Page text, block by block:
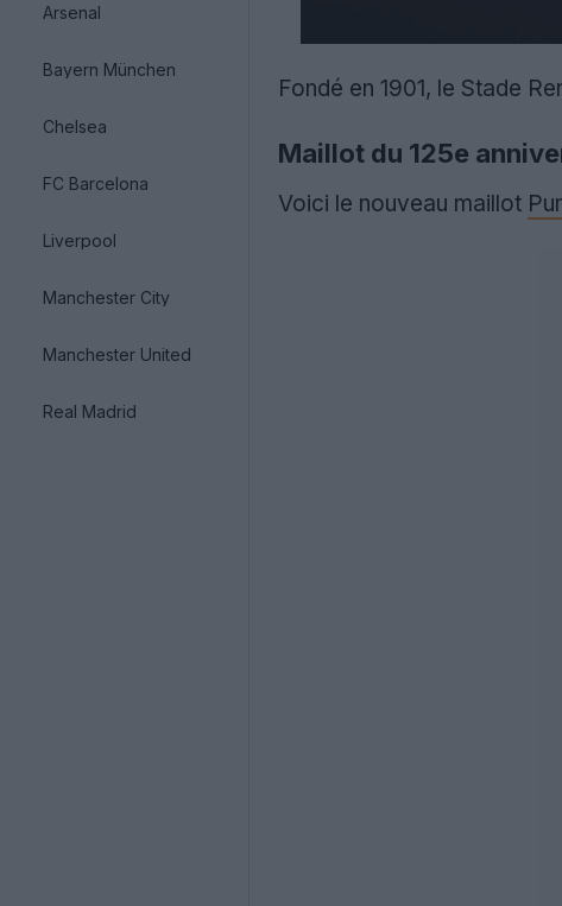
Arsenal
Bayern München
Chelsea
FC Barcelona
Liverpool
Manchester City
Manchester United
Real Madrid
Fondé en 1901, le Stade
Maillot du 125e
Voici le nouveau maillot